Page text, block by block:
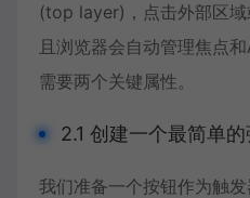
(top layer)，点击外部区域
且浏览器会自动管理焦点
需要两个关键属性。
2.1 创建一个最简单
我们准备一个按钮作为触